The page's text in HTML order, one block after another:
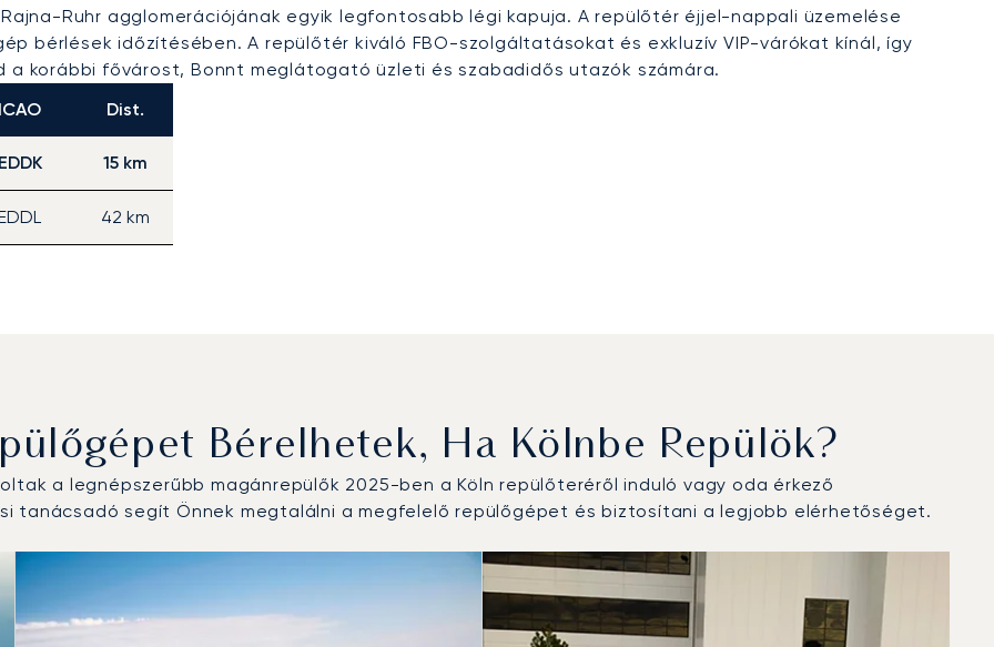
Rajna-Ruhr agglomerációjának egyik legfontosabb légi kapuja. A repülőtér éjjel-nappali üzemelése
bérlések időzítésében. A repülőtér kiváló FBO-szolgáltatásokat és exkluzív VIP-várókat kínál, így
korábbi fővárost, Bonnt meglátogató üzleti és szabadidős utazók számára.
ICAO Dist.
EDDK 15 km
42 km
Bérelhetek, Ha Kölnbe Repülök?
a legnépszerűbb magánrepülők 2025-ben a Köln repülőteréről induló vagy oda érkező
tanácsadó segít Önnek megtalálni a megfelelő repülőgépet és biztosítani a legjobb elérhetőséget.
száma alapján 2025-ben